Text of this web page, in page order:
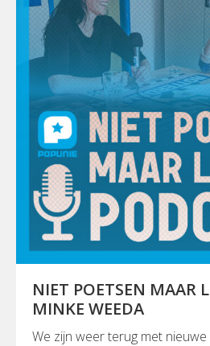
NIET POETSEN MAAR
MINKE WEEDA
We zijn weer terug met